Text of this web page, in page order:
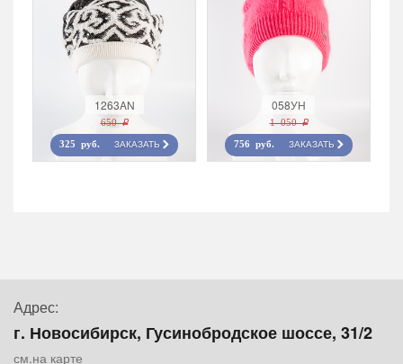
1263AN
650 r
325 руб. ЗАКАЗАТЬ
058УН
1 050 r
756 руб. ЗАКАЗАТЬ
Адрес:
г. Новосибирск, Гусинобродское шоссе, 31/2
см.на карте